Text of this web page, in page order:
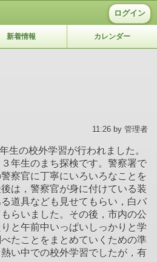
ログイン
新着情報 カレンダー
11:26 by 管理者
生の校外学習が行われました。
年生のまち探検です。警察署で
察官に丁寧にいろいろなことを
は，警察官が身に付けている装
道具なども見せてもらい，白バ
らいました。その後，市内の公
と午前中いっぱいしっかりと学
たことをまとめていくための準
い中での校外学習でしたが，有